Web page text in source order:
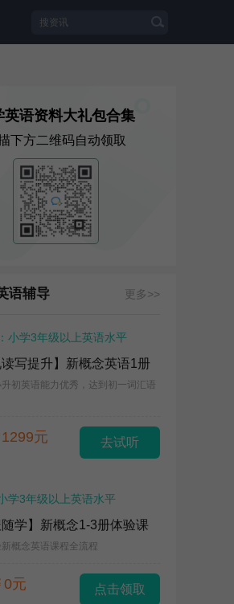
英语资料大礼包合集
下方二维码自动领取
语辅导 更多>>
小学3年级以上英语水平
读写提升】新概念英语1册
升初英语能力优秀，达到初一词汇语
1299元 去试听
学3年级以上英语水平
随学】新概念1-3册体验课
概念英语课程全流程
0元 点击领取